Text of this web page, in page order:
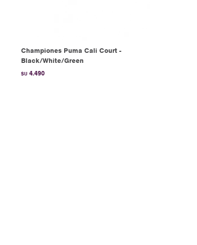
Championes Puma Cali Court -
Black/White/Green
$U 4.490